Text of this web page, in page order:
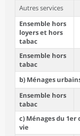
Autres services
Ensemble hors
loyers et hors
tabac
Ensemble hors
tabac
b) Ménages
Ensemble hors
tabac
c) Ménages du
vie